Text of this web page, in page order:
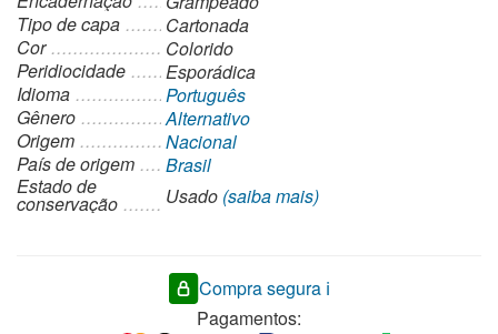
Tipo de capa
Cartonada
Cor
Colorido
Peridiocidade
Esporádica
Idioma
Português
Gênero
Alternativo
Origem
Nacional
País de origem
Brasil
Estado de
conservação Usado (saiba mais)
Compra segura ℹ️
Pagamentos: